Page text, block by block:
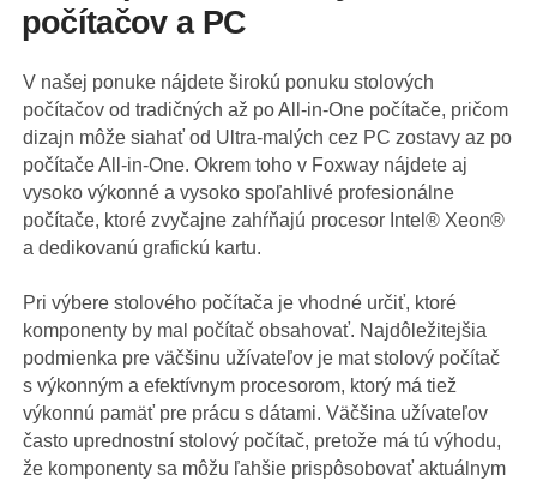
počítačov a PC
V našej ponuke nájdete širokú ponuku stolových
počítačov od tradičných až po All-in-One počítače, pričom
dizajn môže siahať od Ultra-malých cez PC zostavy az po
počítače All-in-One. Okrem toho v Foxway nájdete aj
vysoko výkonné a vysoko spoľahlivé profesionálne
počítače, ktoré zvyčajne zahŕňajú procesor Intel® Xeon®
a dedikovanú grafickú kartu.
Pri výbere stolového počítača je vhodné určiť, ktoré
komponenty by mal počítač obsahovať. Najdôležitejšia
podmienka pre väčšinu užívateľov je mat stolový počítač
s výkonným a efektívnym procesorom, ktorý má tiež
výkonnú pamäť pre prácu s dátami. Väčšina užívateľov
často uprednostní stolový počítač, pretože má tú výhodu,
že komponenty sa môžu ľahšie prispôsobovať aktuálnym